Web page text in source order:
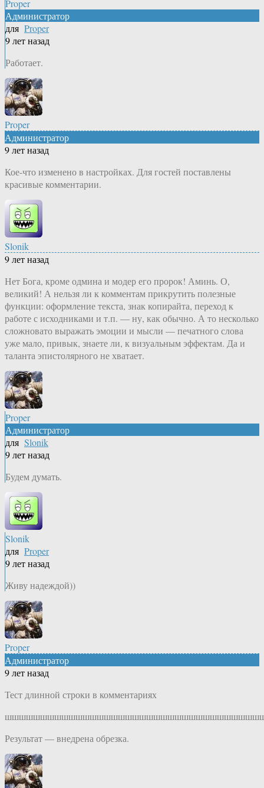
Proper
Администратор
для Proper
9 лет назад
Работает.
Proper
Администратор
9 лет назад
Кое-что изменено в настройках. Для гостей поставлены
красивые комментарии.
Slonik
9 лет назад
Нет Бога, кроме одмина и модер его пророк! Аминь. О,
великий! А нельзя ли к комментам прикрутить полезные
функции: оформление текста, знак копирайта, переход к
работе с исходниками и т.п. — ну, как обычно. А то несколько
сложновато выражать эмоции и мысли — печатного слова
уже мало, привык, знаете ли, к визуальным эффектам. Да и
таланта эпистолярного не хватает.
Proper
Администратор
для Slonik
9 лет назад
Будем думать.
Slonik
для Proper
9 лет назад
Живу надеждой))
Proper
Администратор
9 лет назад
Тест длинной строки в комментариях
Результат — внедрена обрезка.